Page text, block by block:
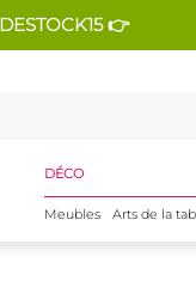
👉
DÉCO
Meubles Arts de la